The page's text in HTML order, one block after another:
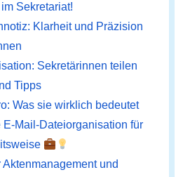
Sekretariat!
Klarheit und Präzision
Sekretärinnen teilen
Tipps
Was sie wirklich bedeutet
E-Mail-Dateiorganisation für
Aktenmanagement und